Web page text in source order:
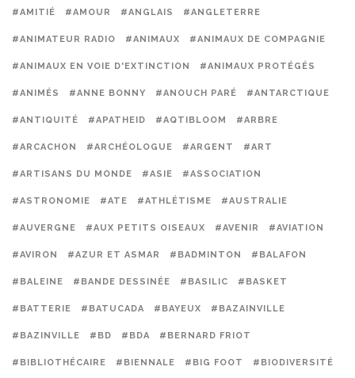
#AMITIÉ #AMOUR #ANGLAIS #ANGLETERRE
#ANIMATEUR RADIO #ANIMAUX #ANIMAUX DE COMPAGNIE
#ANIMAUX EN VOIE D'EXTINCTION #ANIMAUX PROTÉGÉS
#ANIMÉS #ANNE BONNY #ANOUCH PARÉ #ANTARCTIQUE
#ANTIQUITÉ #APATHEID #AQTIBLOOM #ARBRE
#ARCACHON #ARCHÉOLOGUE #ARGENT #ART
#ARTISANS DU MONDE #ASIE #ASSOCIATION
#ASTRONOMIE #ATE #ATHLÉTISME #AUSTRALIE
#AUVERGNE #AUX PETITS OISEAUX #AVENIR #AVIATION
#AVIRON #AZUR ET ASMAR #BADMINTON #BALAFON
#BALEINE #BANDE DESSINÉE #BASILIC #BASKET
#BATTERIE #BATUCADA #BAYEUX #BAZAINVILLE
#BAZINVILLE #BD #BDA #BERNARD FRIOT
#BIBLIOTHÉCAIRE #BIENNALE #BIG FOOT #BIODIVERSITÉ